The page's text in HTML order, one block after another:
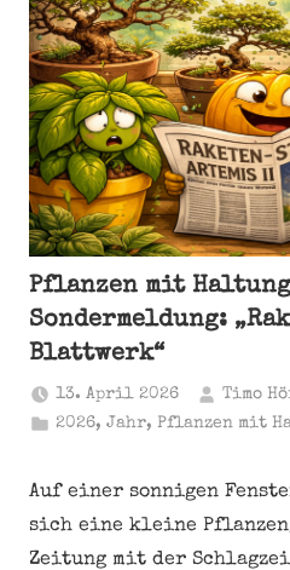
Pflanzen mit
Sondermeldung:
Blattwerk“
13. April 2026
Timo
2026,Jahr,Pflanzen mit
Auf einer sonnigen
sich eine kleine
Zeitung mit der